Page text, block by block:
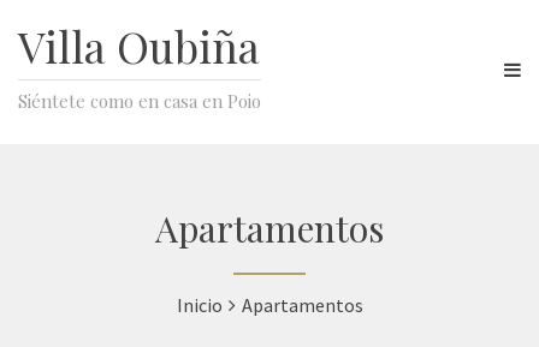
Villa Oubiña
Siéntete como en casa en Poio
Apartamentos
Inicio Apartamentos